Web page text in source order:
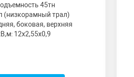
45тн
(низкорамный трал)
боковая, верхняя
12x2,55x0,9